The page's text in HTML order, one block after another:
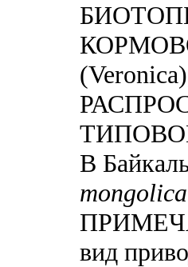
В
mongolica
вид